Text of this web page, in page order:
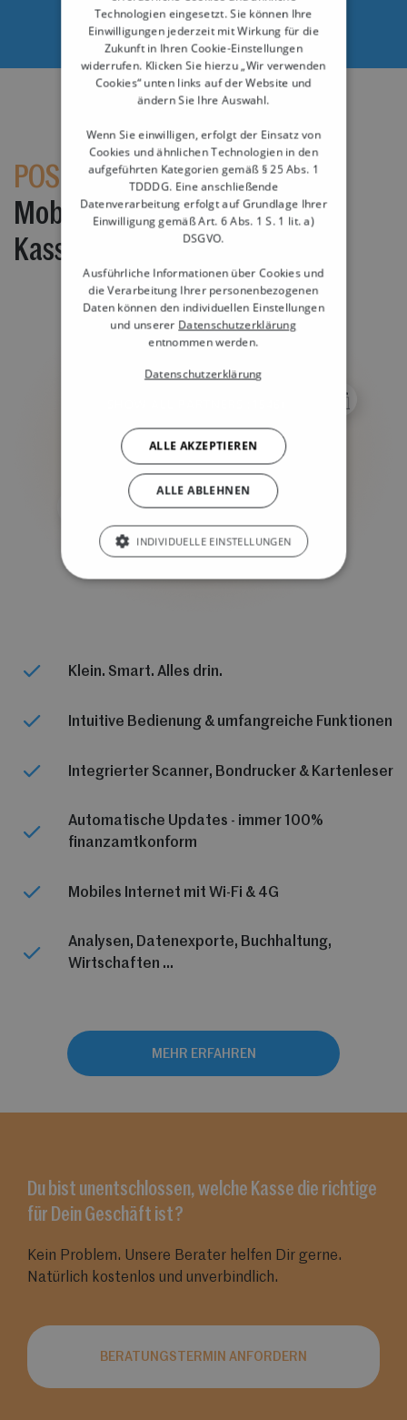
DEMO BUCHEN
POS Go -
Mobiles Mini-Allround-
Kassensystem
Klein. Smart. Alles drin.
Intuitive Bedienung & umfangreiche Funktionen
Integrierter Scanner, Bondrucker & Kartenleser
Automatische Updates - immer 100%
finanzamtkonform
Mobiles Internet mit Wi-Fi & 4G
Analysen, Datenexporte, Buchhaltung,
Wirtschaften …
MEHR ERFAHREN
Du bist unentschlossen, welche Kasse die richtige
für Dein Geschäft ist?
Kein Problem. Unsere Berater helfen Dir gerne.
Natürlich kostenlos und unverbindlich.
BERATUNGSTERMIN ANFORDERN
Technologien eingesetzt. Sie können Ihre
Einwilligungen jederzeit mit Wirkung für die
Zukunft in Ihren Cookie-Einstellungen
widerrufen. Klicken Sie hierzu „Wir verwenden
Cookies“ unten links auf der Website und
ändern Sie Ihre Auswahl.
Wenn Sie einwilligen, erfolgt der Einsatz von
Cookies und ähnlichen Technologien in den
aufgeführten Kategorien gemäß § 25 Abs. 1
TDDDG. Eine anschließende
Datenverarbeitung erfolgt auf Grundlage Ihrer
Einwilligung gemäß Art. 6 Abs. 1 S. 1 lit. a)
DSGVO.
Ausführliche Informationen über Cookies und
die Verarbeitung Ihrer personenbezogenen
Daten können den individuellen Einstellungen
und unserer Datenschutzerklärung
entnommen werden.
Datenschutzerklärung
ALLE AKZEPTIEREN
ALLE ABLEHNEN
INDIVIDUELLE EINSTELLUNGEN